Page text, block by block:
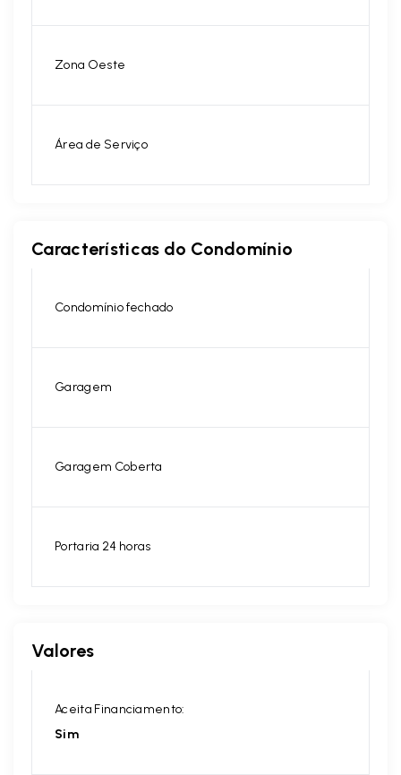
Zona Oeste
Área de Serviço
Características do Condomínio
Condomínio fechado
Garagem
Garagem Coberta
Portaria 24 horas
Valores
Aceita Financiamento:
Sim